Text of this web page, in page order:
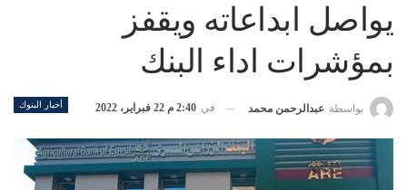
يواصل ابداعاته ويقفز
بمؤشرات اداء البنك
أخبار البنوك بواسطة عبدالرحمن محمد في 2:40 م 22 فبراير، 2022